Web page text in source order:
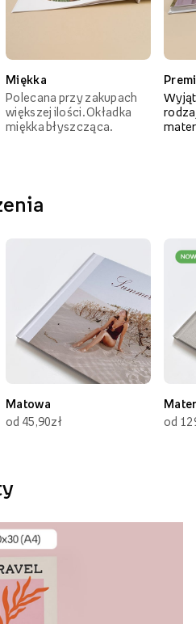
Miękka
Polecana przy zakupach
większej ilości. Okładka
miękka błyszcząca.
Matowa
od 45,90zł
od